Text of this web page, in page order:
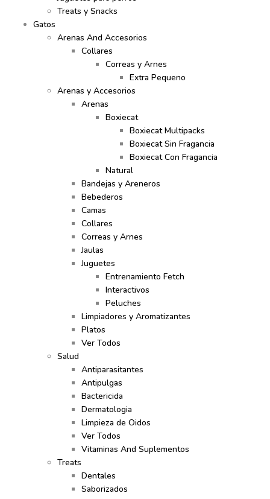
Treats y Snacks
Gatos
Arenas And Accesorios
Collares
Correas y Arnes
Extra Pequeno
Arenas y Accesorios
Arenas
Boxiecat
Boxiecat Multipacks
Boxiecat Sin Fragancia
Boxiecat Con Fragancia
Natural
Bandejas y Areneros
Bebederos
Camas
Collares
Correas y Arnes
Jaulas
Juguetes
Entrenamiento Fetch
Interactivos
Peluches
Limpiadores y Aromatizantes
Platos
Ver Todos
Salud
Antiparasitantes
Antipulgas
Bactericida
Dermatologia
Limpieza de Oidos
Ver Todos
Vitaminas And Suplementos
Treats
Dentales
Saborizados